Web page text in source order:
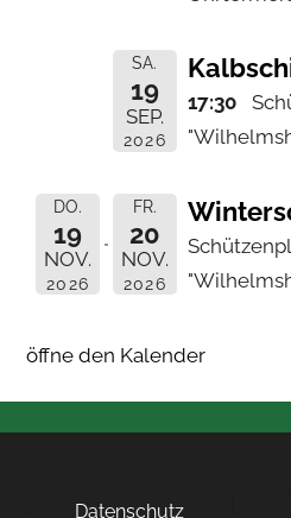
SA.
19
SEP.
2026
17:30
DO.
19
NOV.
2026
FR.
20
NOV.
2026
öffne den Kalender
Datenschutz